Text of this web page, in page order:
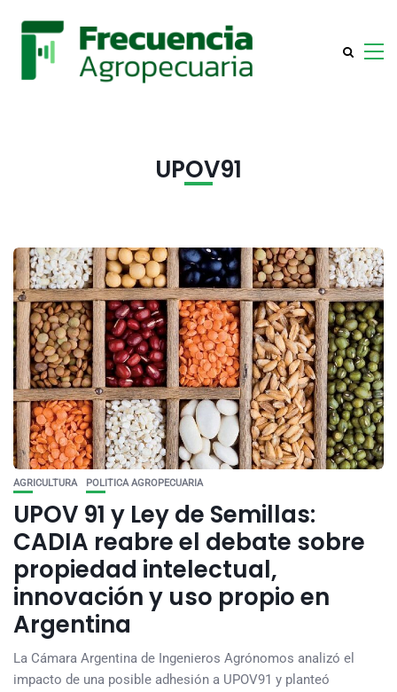
UPOV91
AGRICULTURA POLITICA AGROPECUARIA
UPOV 91 y Ley de Semillas:
CADIA reabre el debate sobre
propiedad intelectual,
innovación y uso propio en
Argentina
La Cámara Argentina de Ingenieros Agrónomos analizó el
impacto de una posible adhesión a UPOV91 y planteó